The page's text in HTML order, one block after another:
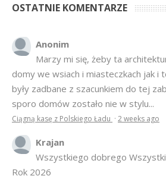
OSTATNIE KOMENTARZE
Anonim
Marzy mi się, żeby ta
domy we wsiach i miasteczkach jak i
były zadbane z szacunkiem do tej
sporo domów zostało nie w stylu...
Ciągną kasę z Polskiego Ładu · 2 weeks ago
Krajan
Wszystkiego dobrego
Rok 2026